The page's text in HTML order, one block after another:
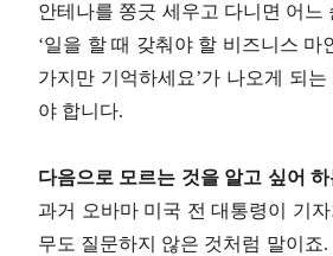
안테나를 쫑긋 세우고 다니면 어
‘일을 할 때 갖춰야 할 비즈니스
가지만 기억하세요’가 나오게 되
야 합니다.
다음으로 모르는 것을 알고 싶어
과거 오바마 미국 전 대통령이 기
무도 질문하지 않은 것처럼 말이죠